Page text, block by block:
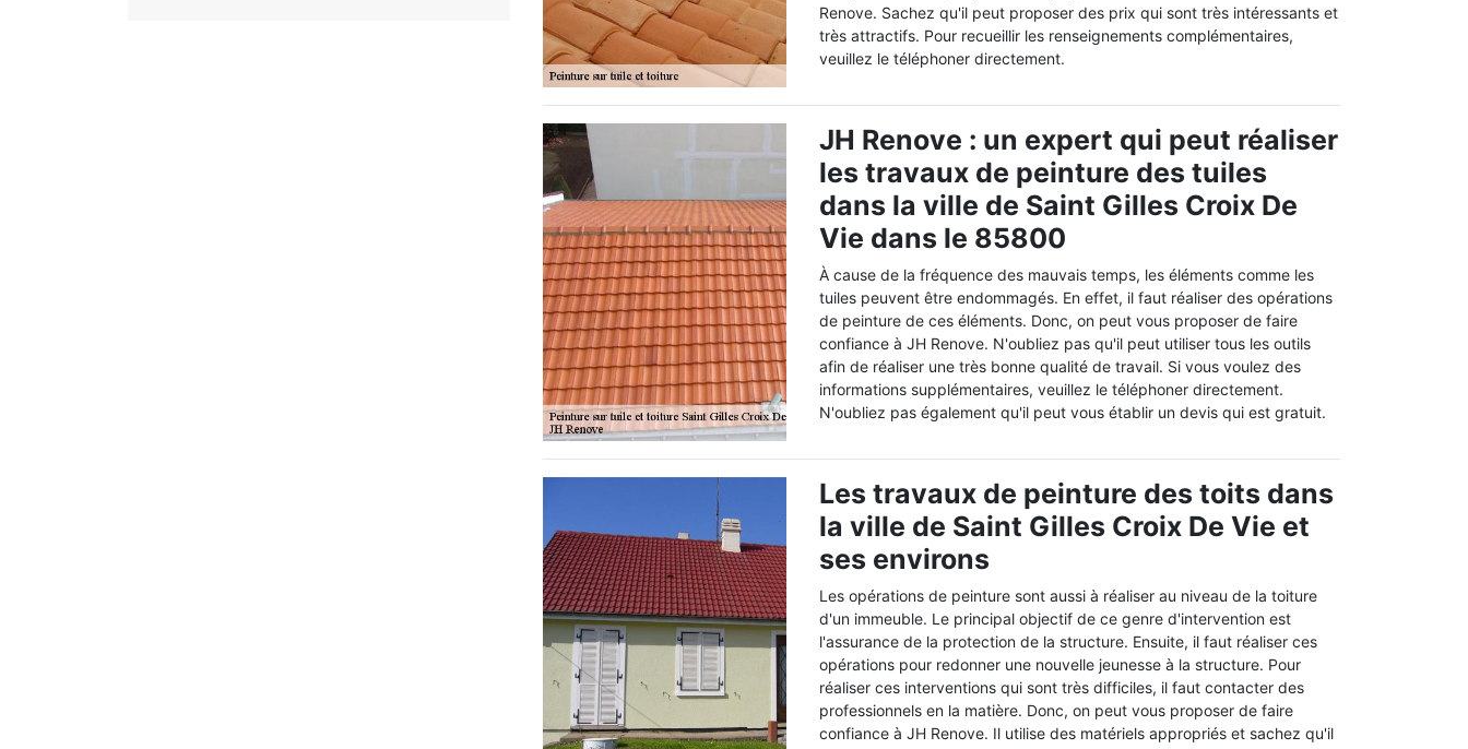
Renove. Sachez qu'il peut proposer des prix qui sont très intéressants et
très attractifs. Pour recueillir les renseignements complémentaires,
veuillez le téléphoner directement.
JH Renove : un expert qui peut réaliser
les travaux de peinture des tuiles
dans la ville de Saint Gilles Croix De
Vie dans le 85800
À cause de la fréquence des mauvais temps, les éléments comme les
tuiles peuvent être endommagés. En effet, il faut réaliser des opérations
de peinture de ces éléments. Donc, on peut vous proposer de faire
confiance à JH Renove. N'oubliez pas qu'il peut utiliser tous les outils
afin de réaliser une très bonne qualité de travail. Si vous voulez des
informations supplémentaires, veuillez le téléphoner directement.
N'oubliez pas également qu'il peut vous établir un devis qui est gratuit.
Les travaux de peinture des toits dans
la ville de Saint Gilles Croix De Vie et
ses environs
Les opérations de peinture sont aussi à réaliser au niveau de la toiture
d'un immeuble. Le principal objectif de ce genre d'intervention est
l'assurance de la protection de la structure. Ensuite, il faut réaliser ces
opérations pour redonner une nouvelle jeunesse à la structure. Pour
réaliser ces interventions qui sont très difficiles, il faut contacter des
professionnels en la matière. Donc, on peut vous proposer de faire
confiance à JH Renove. Il utilise des matériels appropriés et sachez qu'il